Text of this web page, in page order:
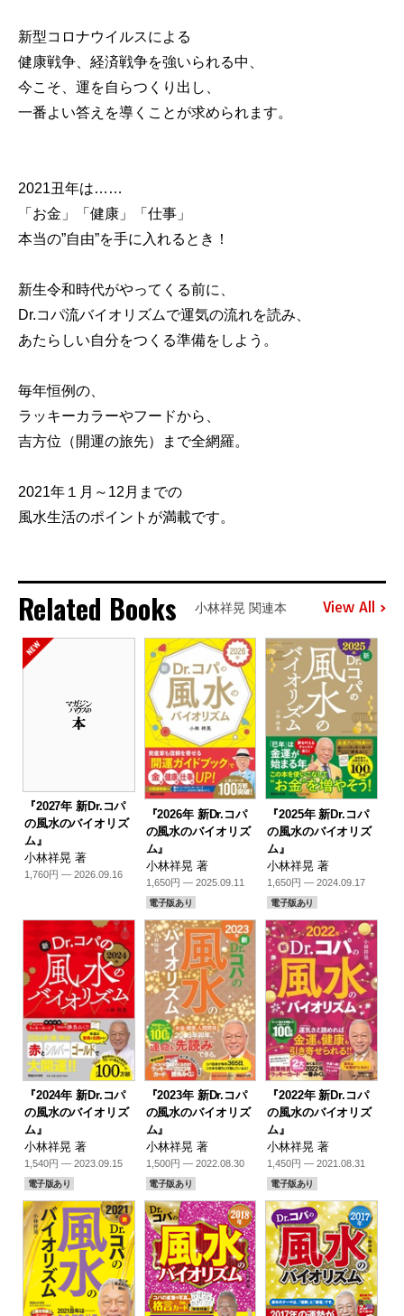
新型コロナウイルスによる
健康戦争、経済戦争を強いられる中、
今こそ、運を自らつくり出し、
一番よい答えを導くことが求められます。
2021丑年は……
「お金」「健康」「仕事」
本当の”自由”を手に入れるとき！
新生令和時代がやってくる前に、
Dr.コパ流バイオリズムで運気の流れを読み、
あたらしい自分をつくる準備をしよう。
毎年恒例の、
ラッキーカラーやフードから、
吉方位（開運の旅先）まで全網羅。
2021年１月～12月までの
風水生活のポイントが満載です。
Related Books 小林祥晃 関連本 View All
『2027年 新Dr.コパ
の風水のバイオリズ
ム』
小林祥晃 著
1,760円 — 2026.09.16
『2026年 新Dr.コパ
の風水のバイオリズ
ム』
小林祥晃 著
1,650円 — 2025.09.11
電子版あり
『2025年 新Dr.コパ
の風水のバイオリズ
ム』
小林祥晃 著
1,650円 — 2024.09.17
電子版あり
『2024年 新Dr.コパ
の風水のバイオリズ
ム』
小林祥晃 著
1,540円 — 2023.09.15
電子版あり
『2023年 新Dr.コパ
の風水のバイオリズ
ム』
小林祥晃 著
1,500円 — 2022.08.30
電子版あり
『2022年 新Dr.コパ
の風水のバイオリズ
ム』
小林祥晃 著
1,450円 — 2021.08.31
電子版あり